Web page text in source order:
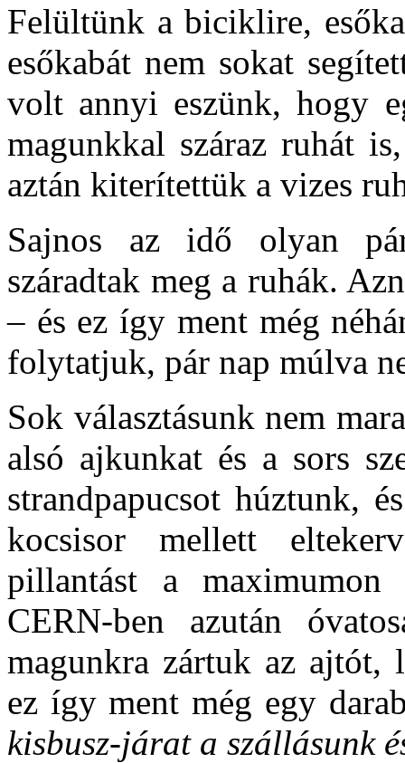
Felültünk a biciklire,
esőkabát nem sokat
volt annyi eszünk, hogy
magunkkal száraz ruhát
aztán kiterítettük a vizes
Sajnos az idő olyan
száradtak meg a ruhák.
– és ez így ment még
folytatjuk, pár nap múlva
Sok választásunk nem
alsó ajkunkat és a sors
strandpapucsot húztunk,
kocsisor mellett
pillantást a
CERN-ben azután
magunkra zártuk az ajtót,
ez így ment még egy
kisbusz-járat a szállásunk